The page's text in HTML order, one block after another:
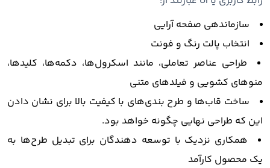
سازماندهی صفحه آرایی
انتخاب پالت رنگ و فونت
طراحی عناصر تعاملی، مانند اسکرول‌ها، دکمه‌ها، کلیدها،
منوهای کشویی و فیلدهای متنی
ساخت قاب‌ها و طرح‌ بندی‌های با کیفیت بالا برای نشان دادن
این که طراحی نهایی چگونه خواهد بود.
همکاری نزدیک با توسعه دهندگان برای تبدیل طرح‌ها به
یک محصول کارآمد